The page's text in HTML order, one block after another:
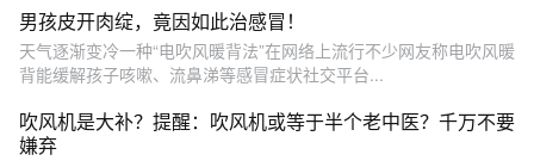
男孩皮开肉绽，竟因如此治感冒！
天气逐渐变冷一种“电吹风暖背法”在网络上流行不少网友称电吹风暖
背能缓解孩子咳嗽、流鼻涕等感冒症状社交平台...
吹风机是大补？提醒：吹风机或等于半个老中医？千万不要
嫌弃